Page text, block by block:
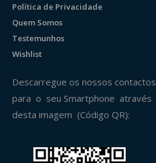
Política de Privacidade
Quem Somos
Testemunhos
Wishlist
Descarregue os nossos contactos
para o seu Smartphone através
desta imagem (Código QR):